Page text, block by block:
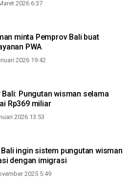
2026 6:37
minta Pemprov Bali buat
PWA
2026 19:42
Bali: Pungutan wisman selama
Rp369 miliar
2026 13:53
ingin sistem pungutan wisman
dengan imigrasi
2025 5:49